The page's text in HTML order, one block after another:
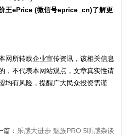
王ePrice (微信号eprice_cn)了解更
网所转载企业宣传资讯，该相关信息
，不代表本网站观点，文章真实性请
均有风险，提醒广大民众投资需谨
篇： 乐感大进步 魅族PRO 5听感杂谈